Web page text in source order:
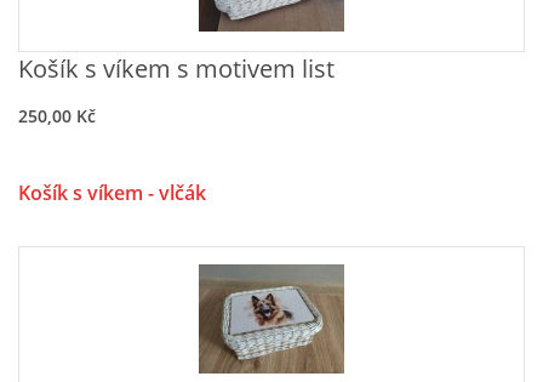
Košík s víkem s motivem list
250,00 Kč
Košík s víkem - vlčák